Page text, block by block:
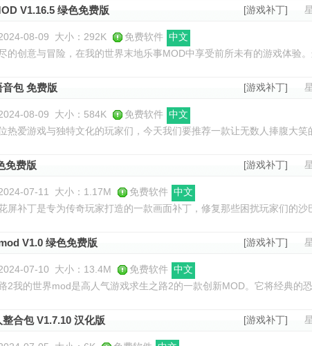
V1.16.5 绿色免费版 [游戏补丁]
08-09 大小：292K 免费软件 中文
创意与冒险，在我的世界末地乐事MOD中享受前所未有的游戏体验。
包 免费版 [游戏补丁]
08-09 大小：584K 免费软件 中文
爱游戏与独特文化的玩家们，今天我们要推荐一款让无数人捧腹大笑
免费版 [游戏补丁]
07-11 大小：1.17M 免费软件 中文
补丁是专为传奇玩家打造的一款画面补丁，修复那些困扰玩家们的沙
V1.0 绿色免费版 [游戏补丁]
07-10 大小：13.4M 免费软件 中文
的世界mod是高人气游戏求生之路2的一款创新MOD。它将经典的
合包 V1.7.10 汉化版 [游戏补丁]